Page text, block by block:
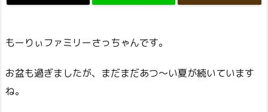
もーりぃファミリーさっちゃんです。
お盆も過ぎましたが、まだまだあつ～い夏が続いています
ね。